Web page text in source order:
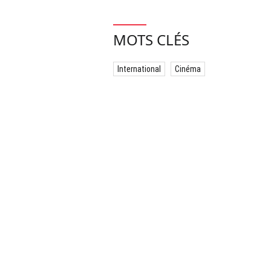
MOTS CLÉS
International Cinéma